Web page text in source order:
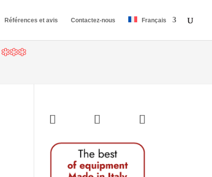
Références et avis Contactez-nous Français